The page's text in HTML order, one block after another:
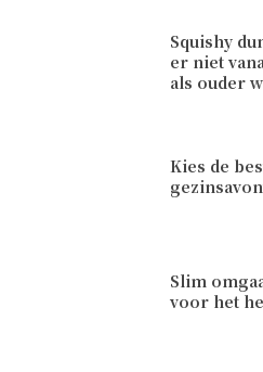
Squishy
er niet
als ouder
Kies de
Slim
voor het